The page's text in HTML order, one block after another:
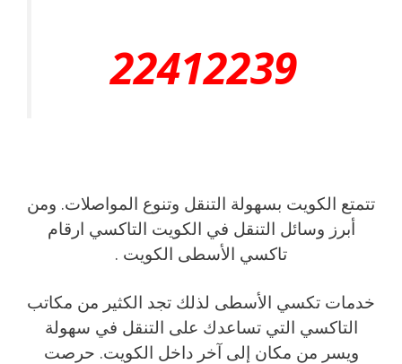
22412239
تتمتع الكويت بسهولة التنقل وتنوع المواصلات. ومن
أبرز وسائل التنقل في الكويت التاكسي ارقام
تاكسي الأسطى الكويت .
خدمات تكسي الأسطى لذلك تجد الكثير من مكاتب
التاكسي التي تساعدك على التنقل في سهولة
ويسر من مكان إلى آخر داخل الكويت. حرصت